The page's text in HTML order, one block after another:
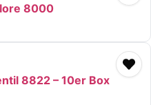
8000
8822 – 10er Box